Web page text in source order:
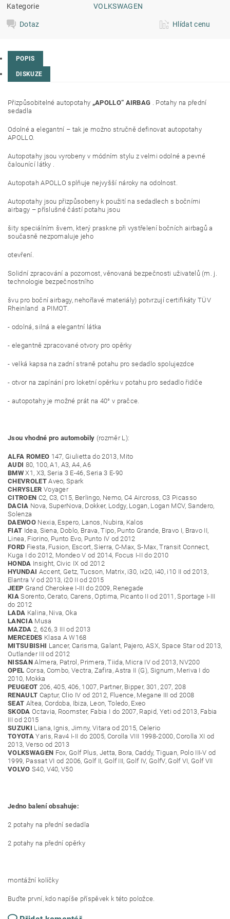
Kategorie VOLKSWAGEN
Dotaz Hlídat cenu
POPIS
DISKUZE
Přizpůsobitelné autopotahy „APOLLO“ AIRBAG . Potahy na přední
sedadla
Odolné a elegantní – tak je možno stručně definovat autopotahy
APOLLO.
Autopotahy jsou vyrobeny v módním stylu z velmi odolné a pevné
čalounící látky .
Autopotah APOLLO splňuje nejvyšší nároky na odolnost.
Autopotahy jsou přizpůsobeny k použití na sedadlech s bočními
airbagy – příslušné částí potahu jsou
šity speciálním švem, který praskne při vystřelení bočních airbagů a
současně nezpomaluje jeho
otevření.
Solidní zpracování a pozornost, věnovaná bezpečnosti uživatelů (m. j.
technologie bezpečnostního
švu pro boční airbagy, nehořlavé materiály) potvrzují certifikáty TÜV
Rheinland a PIMOT.
- odolná, silná a elegantní látka
- elegantně zpracované otvory pro opěrky
- velká kapsa na zadní straně potahu pro sedadlo spolujezdce
- otvor na zapínání pro loketní opěrku v potahu pro sedadlo řidiče
- autopotahy je možné prát na 40° v pračce.
Jsou vhodné pro automobily (rozměr L):
ALFA ROMEO 147, Giulietta do 2013, Mito
AUDI 80, 100, A1, A3, A4, A6
BMWX1, X3, Seria 3 E-46, Seria 3 E-90
CHEVROLETAveo, Spark
CHRYSLER Voyager
CITROEN C2, C3, C15, Berlingo, Nemo, C4 Aircross, C3 Picasso
DACIA Nova, SuperNova, Dokker, Lodgy, Logan, Logan MCV, Sandero,
Solenza
DAEWOONexia, Espero, Lanos, Nubira, Kalos
FIAT Idea, Siena, Doblo, Brava, Tipo, Punto Grande, Bravo I, Bravo II,
Linea, Fiorino, Punto Evo, Punto IV od 2012
FORD Fiesta, Fusion, Escort, Sierra, C-Max, S-Max, Transit Connect,
Kuga I do 2012, Mondeo V od 2014, Focus I-II do 2010
HONDA Insight, Civic IX od 2012
HYUNDAI Accent, Getz, Tucson, Matrix, i30, ix20, i40, i10 II od 2013,
Elantra V od 2013, i20 II od 2015
JEEP Grand Cherokee I-III do 2009, Renegade
KIASorento, Cerato, Carens, Optima, Picanto II od 2011, Sportage I-III
do 2012
LADA Kalina, Niva, Oka
LANCIAMusa
MAZDA 2, 626, 3 III od 2013
MERCEDES Klasa A W168
MITSUBISHI Lancer, Carisma, Galant, Pajero, ASX, Space Star od 2013,
Outlander III od 2012
NISSANAlmera, Patrol, Primera, Tiida, Micra IV od 2013, NV200
OPEL Corsa, Combo, Vectra, Zafira, Astra II (G), Signum, Meriva I do
2010, Mokka
PEUGEOT 206, 405, 406, 1007, Partner, Bipper, 301, 207, 208
RENAULT Captur, Clio IV od 2012, Fluence, Megane III od 2008
SEAT Altea, Cordoba, Ibiza, Leon, Toledo, Exeo
SKODA Octavia, Roomster, Fabia I do 2007, Rapid, Yeti od 2013, Fabia
III od 2015
SUZUKI Liana, Ignis, Jimny, Vitara od 2015, Celerio
TOYOTAYaris, Rav4 I-II do 2005, Corolla VIII 1998-2000, Corolla XI od
2013, Verso od 2013
VOLKSWAGEN Fox, Golf Plus, Jetta, Bora, Caddy, Tiguan, Polo III-V od
1999, Passat VI od 2006, Golf II, Golf III, Golf IV, GolfV, Golf VI, Golf VII
VOLVO S40, V40, V50
Jedno balení obsahuje:
2 potahy na přední sedadla
2 potahy na přední opěrky
montážní kolíčky
Buďte první, kdo napíše příspěvek k této položce.